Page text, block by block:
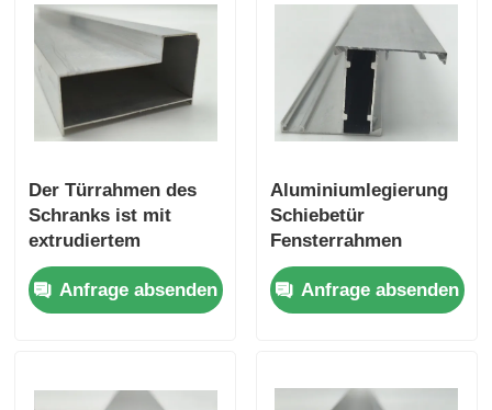
Der Türrahmen des
Schranks ist mit
extrudiertem
Aluminium für den
Türrahmen des
Schranks
Anfrage absenden
Aluminiumlegierung
Schiebetür
Fensterrahmen
Schiene
Aluminiumprofil
Extrusionsprofil
Anfrage absenden